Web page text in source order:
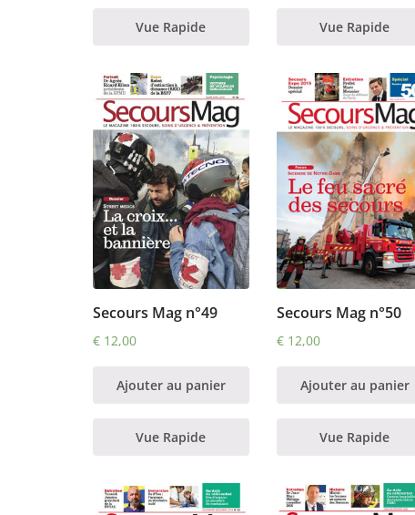
Vue Rapide Vue Rapide
Secours Mag n°49
€ 12,00
Ajouter au panier
Vue Rapide
Secours Mag n°50
€12,00
Ajouter au panier
Vue Rapide